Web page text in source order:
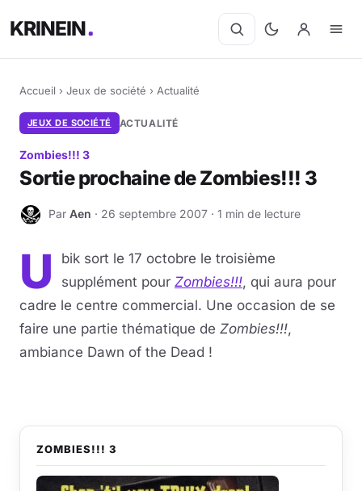
KRINEIN
Accueil › Jeux de société › Actualité
JEUX DE SOCIÉTÉ ACTUALITÉ
Zombies!!! 3
Sortie prochaine de Zombies!!! 3
A Par Aen · 26 septembre 2007 · 1 min de lecture
U
bik sort le 17 octobre le troisième
supplément pour Zombies!!!, qui aura pour
cadre le centre commercial. Une occasion de se
faire une partie thématique de Zombies!!!,
ambiance Dawn of the Dead !
ZOMBIES!!! 3